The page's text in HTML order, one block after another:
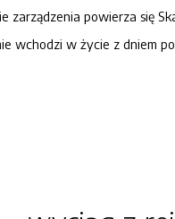
zarządzenia powierza się
wchodzi w życie z dniem